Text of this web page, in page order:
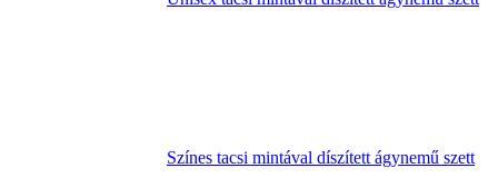
Színes tacsi mintával díszített ágynemű szett